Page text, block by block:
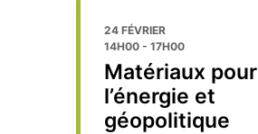
24 FÉVRIER
14H00 - 17H00
Matériaux pour
l’énergie et
géopolitique